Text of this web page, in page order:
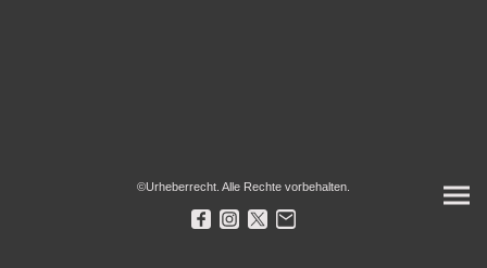
©Urheberrecht. Alle Rechte vorbehalten.